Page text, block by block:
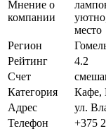
Мнение о
компании
место
Регион
Рейтинг
4.2
Счет
Категория
Кафе,
Адрес
ул.
Телефон
+375